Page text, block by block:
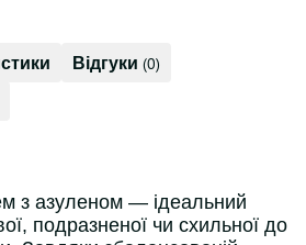
Відгуки (0)
з азуленом — ідеальний
подразненої чи схильної до